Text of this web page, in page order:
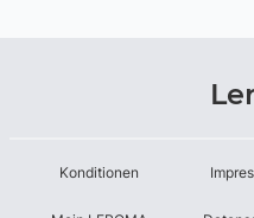
Konditionen